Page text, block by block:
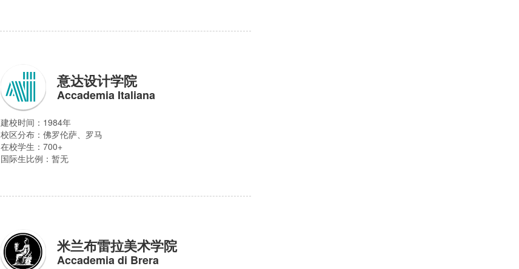
意达设计学院
Accademia Italiana
建校时间：1984年
校区分布： 佛罗伦萨、罗马
在校学生：700+
国际生比例：暂无
米兰布雷拉美术学院
Accademia di Brera